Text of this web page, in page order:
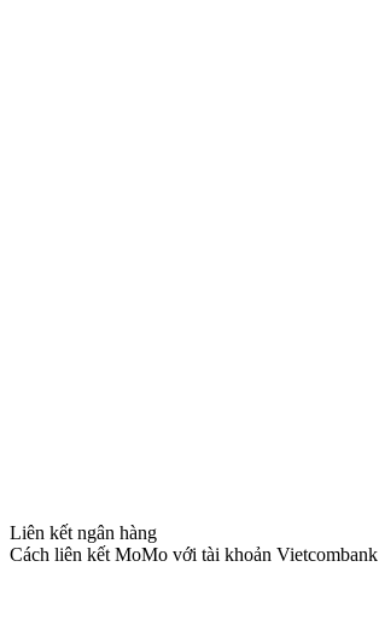
Liên kết ngân hàng
Cách liên kết MoMo với tài khoản Vietcombank